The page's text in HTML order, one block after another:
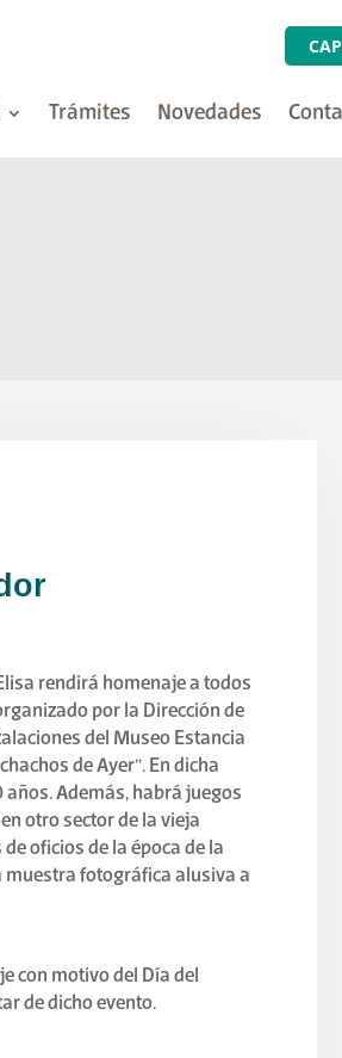
Trámites Novedades
rendirá homenaje a todos
por la Dirección de
del Museo Estancia
de Ayer”. En dicha
Además, habrá juegos
otro sector de la vieja
oficios de la época de la
muestra fotográfica alusiva a
con motivo del Día del
de dicho evento.